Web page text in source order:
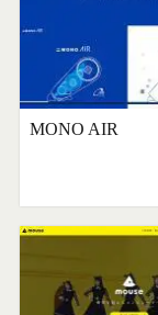
MONO AIR